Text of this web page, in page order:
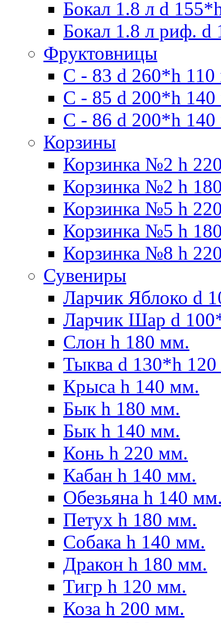
Бокал 1.8 л d
Бокал 1.8 л риф.
Фруктовницы
С - 83 d 260*h
С - 85 d 200*h
С - 86 d 200*h
Корзины
Корзинка №2 h
Корзинка №2 h
Корзинка №5 h
Корзинка №5 h
Корзинка №8 h
Сувениры
Ларчик Яблоко d
Ларчик Шар d
Слон h 180 мм.
Тыква d 130*h
Крыса h 140 мм.
Бык h 180 мм.
Бык h 140 мм.
Конь h 220 мм.
Кабан h 140 мм.
Обезьяна h 140
Петух h 180 мм.
Собака h 140 мм.
Дракон h 180 мм.
Тигр h 120 мм.
Коза h 200 мм.